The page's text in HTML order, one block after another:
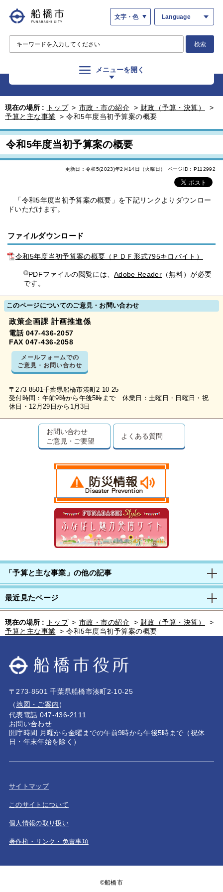
文字・色 Language
検索
メニューを開く
現在の場所 : トップ > 市政・市の紹介 > 財政（予算・決算）
>
予算と主な事業 > 令和5年度当初予算案の概要
令和5年度当初予算案の概要
更新日：令和5(2023)年2月14日（火曜日） ページID：P112992
「令和5年度当初予算案の概要」を下記リンクよりダウンロー
ドいただけます。
ファイルダウンロード
令和5年度当初予算案の概要（ＰＤＦ形式795キロバイト）
PDFファイルの閲覧には、Adobe Reader （無料）が必要
です。
このページについてのご意見・お問い合わせ
政策企画課 計画推進係
電話 047-436-2057
FAX 047-436-2058
メールフォームでの
ご意見・お問い合わせ
〒273-8501千葉県船橋市湊町2-10-25
受付時間：午前9時から午後5時まで 休業日：土曜日・日曜日・祝
休日・12月29日から1月3日
お問い合わせ
ご意見・ご要望
よくある質問
「予算と主な事業」の他の記事
最近見たページ
現在の場所 : トップ > 市政・市の紹介 > 財政（予算・決算）
>
予算と主な事業 > 令和5年度当初予算案の概要
〒273-8501 千葉県船橋市湊町2-10-25
（地図・ご案内）
代表電話 047-436-2111
お問い合わせ
開庁時間 月曜から金曜までの午前9時から午後5時まで（祝休
日・年末年始を除く）
サイトマップ
このサイトについて
個人情報の取り扱い
著作権・リンク・免責事項
©船橋市